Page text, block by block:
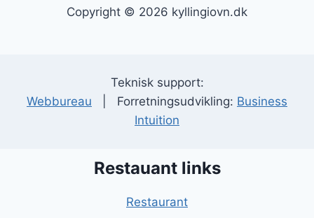
Copyright © 2026 kyllingiovn.dk
Teknisk support:
Webbureau | Forretningsudvikling: Business
Intuition
Restauant links
Restaurant